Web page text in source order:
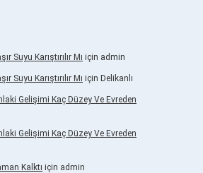
Suyu Karıştırılır Mı için admin
Suyu Karıştırılır Mı için Delikanlı
Gelişimi Kaç Düzey Ve Evreden
Gelişimi Kaç Düzey Ve Evreden
Kalktı için admin